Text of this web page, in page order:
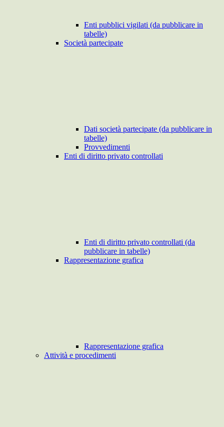
Enti pubblici vigilati (da pubblicare in
tabelle)
Società partecipate
Dati società partecipate (da pubblicare in
tabelle)
Provvedimenti
Enti di diritto privato controllati
Enti di diritto privato controllati (da
pubblicare in tabelle)
Rappresentazione grafica
Rappresentazione grafica
Attività e procedimenti